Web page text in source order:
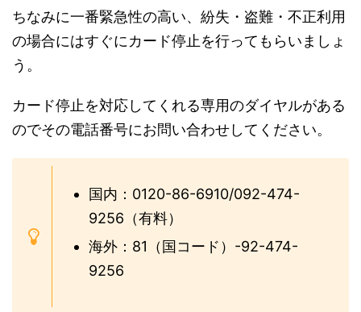
ちなみに一番緊急性の高い、紛失・盗難・不正利用
の場合にはすぐにカード停止を行ってもらいましょ
う。
カード停止を対応してくれる専用のダイヤルがある
のでその電話番号にお問い合わせしてください。
国内：0120-86-6910/092-474-
9256（有料）
海外：81（国コード）-92-474-
9256